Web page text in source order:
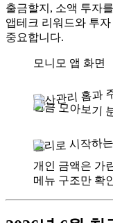
출금할지, 소액 투자
앱테크 리워드와 투
중요합니다.
모니모 앱 화면
자산관리 홈과
연금 모아보기
젤리로 시작하
개인 금액은 가
메뉴 구조만 확